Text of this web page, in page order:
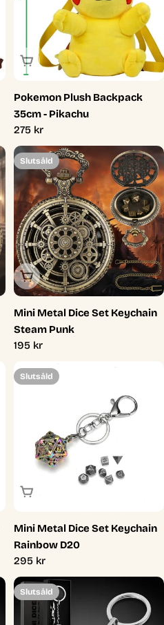
Slutsåld
Pokemon Plush Backpack
35cm - Pikachu
Ordinarie
pris
275 kr
Slutsåld
Slutsåld
Mini Metal Dice Set Keychain
Steam Punk
Ordinarie
195 kr
Slutsåld
Slutsåld
Mini Metal Dice Set Keychain
Rainbow D20
Ordinarie
pris
295 kr
Slutsåld